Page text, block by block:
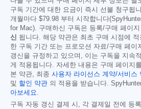
구독 기간에 대한 요금이 즉시 선불 청구됩
개월마다 $79.98 부터 시작합니다
for Mac). 구매하신 구독은 등록/구매 페이
신
됩니다. 해당 약관은 최초 구매 시점에
한 구독 기간 또는 프로모션 자료/구매 페이
갱신을 규정하고 있으며, 이는 구독을 지속
게 적용됩니다. 자세한 내용은 구매 페이지
본 약관, 최종 사용자 라이선스 계약/서비스
및 할인 약관 의 적용을 받습니다.
아보세요
구독 자동 갱신 결제 시, 각 결제일 전에 등